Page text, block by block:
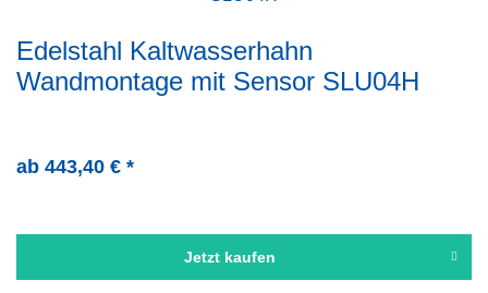
Edelstahl Kaltwasserhahn
Wandmontage mit Sensor SLU04H
ab 443,40 € *
Jetzt kaufen